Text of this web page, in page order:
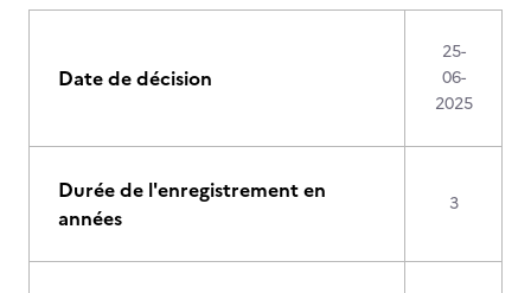
Date de décision
25-
06-
2025
Durée de l'enregistrement en
années
3